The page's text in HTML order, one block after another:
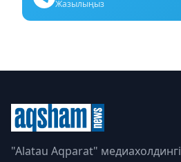
Жазылыңыз
"Alatau Aqparat" медиахолдингі